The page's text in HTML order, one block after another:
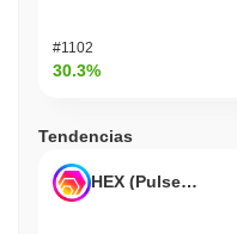
#1102
30.3%
Tendencias
HEX (Pulsechain)